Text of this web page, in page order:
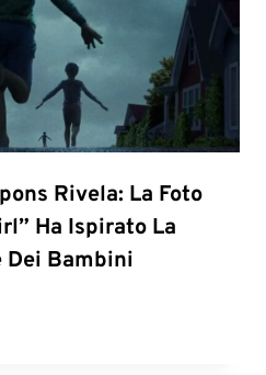
Rivela: La Foto
Ha Ispirato La
Dei Bambini